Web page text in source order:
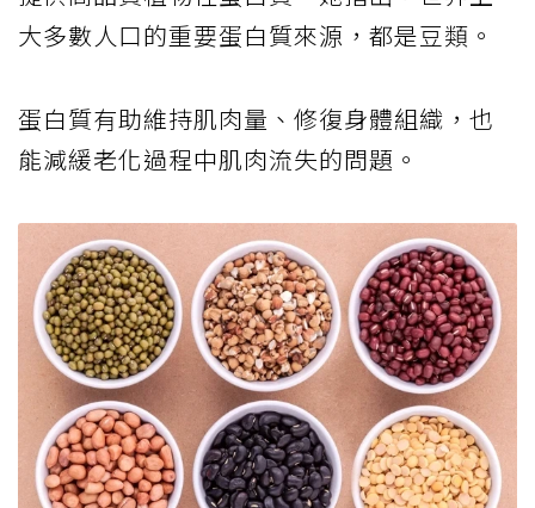
大多數人口的重要蛋白質來源，都是豆類。
蛋白質有助維持肌肉量、修復身體組織，也
能減緩老化過程中肌肉流失的問題。